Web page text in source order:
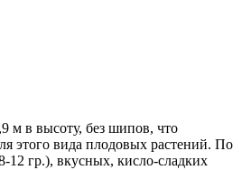
м в высоту, без шипов, что
этого вида плодовых растений. По
12 гр.), вкусных, кисло-сладких